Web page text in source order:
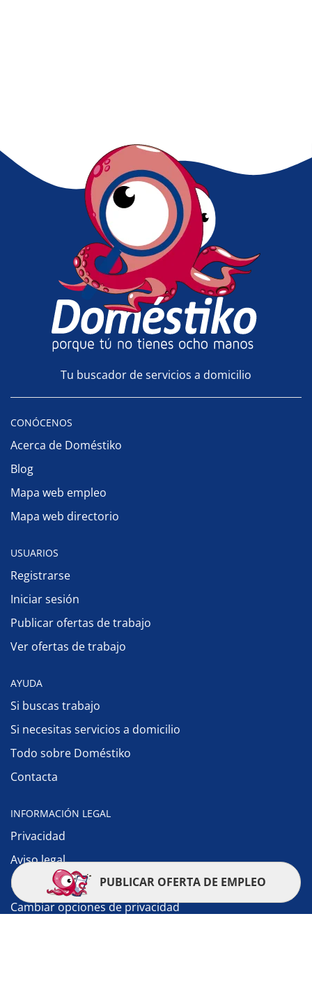
Tu buscador de servicios a domicilio
CONÓCENOS
Acerca de Doméstiko
Blog
Mapa web empleo
Mapa web directorio
USUARIOS
Registrarse
Iniciar sesión
Publicar ofertas de trabajo
Ver ofertas de trabajo
AYUDA
Si buscas trabajo
Si necesitas servicios a domicilio
Todo sobre Doméstiko
Contacta
INFORMACIÓN LEGAL
Privacidad
Aviso legal
Política de cookies
Cambiar opciones de privacidad
PUBLICAR OFERTA DE EMPLEO